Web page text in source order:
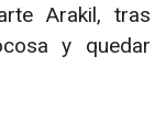
Arakil, tras
y quedar